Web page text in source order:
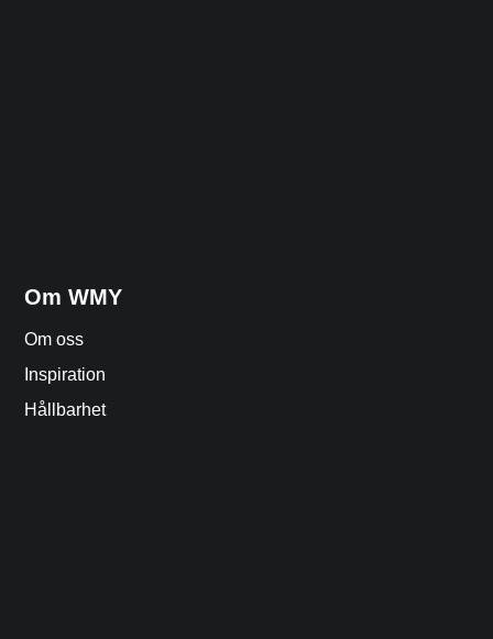
Om WMY
Om oss
Inspiration
Hållbarhet